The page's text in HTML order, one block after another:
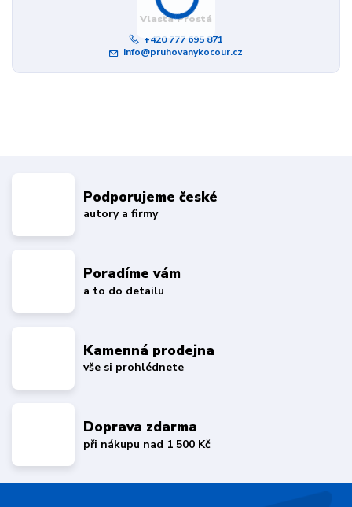
Vlasta Prostá
+420 777 695 871
info@pruhovanykocour.cz
Podporujeme české
autory a firmy
Poradíme vám
a to do detailu
Kamenná prodejna
vše si prohlédnete
Doprava zdarma
při nákupu nad 1 500 Kč